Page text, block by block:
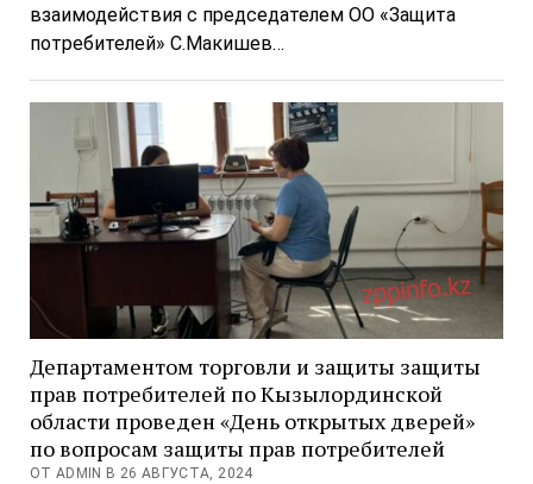
взаимодействия с председателем ОО «Защита
потребителей» С.Макишев…
Департаментом торговли и защиты защиты
прав потребителей по Кызылординской
области проведен «День открытых дверей»
по вопросам защиты прав потребителей
ОТ ADMIN В 26 АВГУСТА, 2024